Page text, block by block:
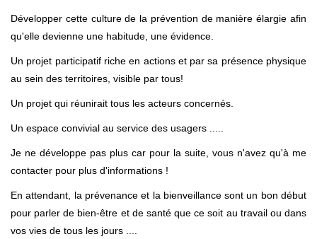
Développer cette culture de la prévention de manière élargie afin
qu'elle devienne une habitude, une évidence.
Un projet participatif riche en actions et par sa présence physique
au sein des territoires, visible par tous!
Un projet qui réunirait tous les acteurs concernés.
Un espace convivial au service des usagers .....
Je ne développe pas plus car pour la suite, vous n'avez qu'à me
contacter pour plus d'informations !
En attendant, la prévenance et la bienveillance sont un bon début
pour parler de bien-être et de santé que ce soit au travail ou dans
vos vies de tous les jours ....